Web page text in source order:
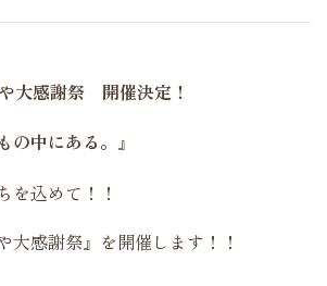
大感謝祭 開催決定！
の中にある。』
を込めて！！
大感謝祭』を開催します！！